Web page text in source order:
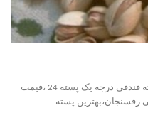
بهترین پسته ایران، قیمت پسته فندقی،پسته فندقی درجه یک پسته 24 ،قیمت
رفسنجان،بهترین پسته